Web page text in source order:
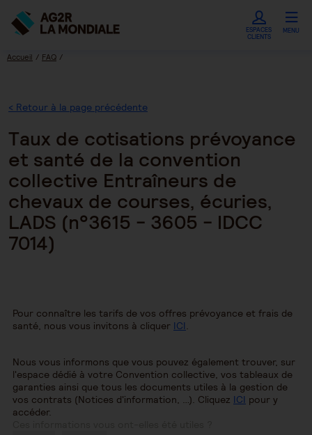
ESPACES
CLIENTS
MENU
Accueil
FAQ
< Retour à la page précédente
Taux de cotisations prévoyance
et santé de la convention
collective Entraîneurs de
chevaux de courses, écuries,
LADS (n°3615 - 3605 - IDCC
7014)
Pour connaître les tarifs de vos offres prévoyance et frais de
santé, nous vous invitons à cliquer ICI.
Nous vous informons que vous pouvez également trouver, sur
l'espace dédié à votre Convention collective, vos tableaux de
garanties ainsi que tous les documents utiles à la gestion de
vos contrats (Notices d'information, …). Cliquez ICI pour y
accéder.